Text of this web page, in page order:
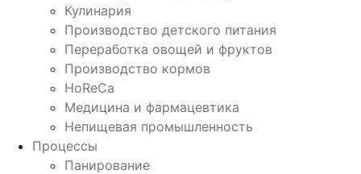
Кулинария
Производство детского питания
Переработка овощей и фруктов
Производство кормов
HoReCa
Медицина и фармацевтика
Непищевая промышленность
Процессы
Панирование